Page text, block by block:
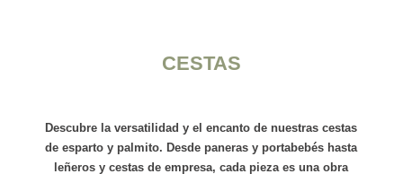
CESTAS
Descubre la versatilidad y el encanto de nuestrascestas
deesparto y palmito. Desde paneras y portabebés hasta
leñeros y cestas de empresa, cada pieza es una obra